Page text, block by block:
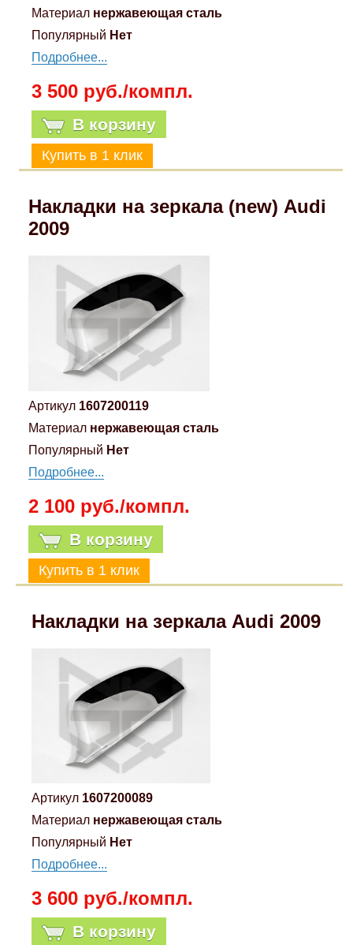
Материал нержавеющая сталь
Популярный Нет
Подробнее...
3 500 руб./компл.
В корзину
Накладки на зеркала (new) Audi
2009
Артикул 1607200119
Материал нержавеющая сталь
Популярный Нет
Подробнее...
2 100 руб./компл.
В корзину
Накладки на зеркала Audi 2009
Артикул 1607200089
Материал нержавеющая сталь
Популярный Нет
Подробнее...
3 600 руб./компл.
В корзину
Toyota
Volkswagen
УАЗ
Дополнительные товары